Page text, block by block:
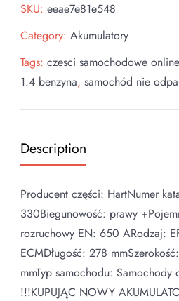
SKU: eeae7e81e548
Category: Akumulatory
Tags: czesci samochodowe online
1.4 benzyna, samochód nie
Description
Producent części: HartNumer
330Biegunowość: prawy
rozruchowy EN: 650 ARodzaj:
ECMDługość: 278
mmTyp samochodu: Samochody
!!!KUPUJĄC NOWY